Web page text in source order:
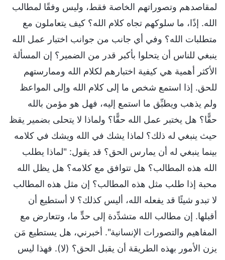
لمقاصدهم وتصوراتهم الخاصة فقط، وليس وفقًا لمطالب
الله. إذًا، ما سلوكهم تجاه كلام الله؟ كيف يتعاملون مع
متطلبات الله؟ وفي أي جانب من جوانب اختبار عمل الله
ينبغي للناس أن يتحلوا بأكبر قدر من الضمير؟ إن المسألة
الأكثر أهمية هي كيفية اختبارهم لكلام الله وممارستهم
للحق. إذا استمع شخص ما إلى كلام الله وإلى المواعظ
ولم يذهب ويطبِّق ما استمع إليه، فهل هو مؤمن بالله
حقًّا؟ هل يختبر عمل الله حقًّا؟ ولماذا لا يتحلى بضمير يقظ
حيث ينبغي له ذلك؟ لماذا يشك في الله ويشك في كلامه
بينما ينبغي له أن يمارس الحق؟ قد يقول: "لماذا يطلب
الله هذه المطالب؟ هل تتوافق مع كلامه؟ هل يظل الله
محبة إذا طلب مثل هذه المطالب؟ إن مثل هذه المطالب
لا تبدو شيئًا قد يفعله الله، أليس كذلك؟ لا أستطيع أن
أقبلها. إن مطالب الله متشدِّدة إلى حدٍّ ما، وتتعارض مع
المفاهيم والتصورات الإنسانية". أخبرني، هل يستطيع مَن
يزن الأمور بهذه الطريقة أن يقبل الحق؟ (لا). فهذا ليس